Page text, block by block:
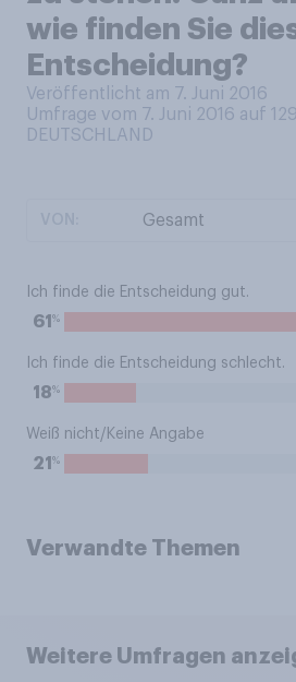
wie finden Sie
Entscheidung?
Veröffentlicht am 7. Juni 2016
Umfrage vom 7. Juni 2016 auf
DEUTSCHLAND
Ich finde die Entscheidung gut.
61 %
Ich finde die Entscheidung schlecht.
18%
Weiß nicht/Keine Angabe
21 %
Verwandte Themen
Weitere Umfragen